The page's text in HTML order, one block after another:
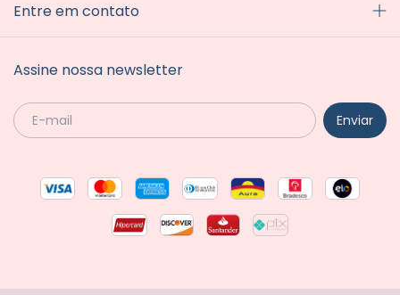
Entre em contato
Assine nossa newsletter